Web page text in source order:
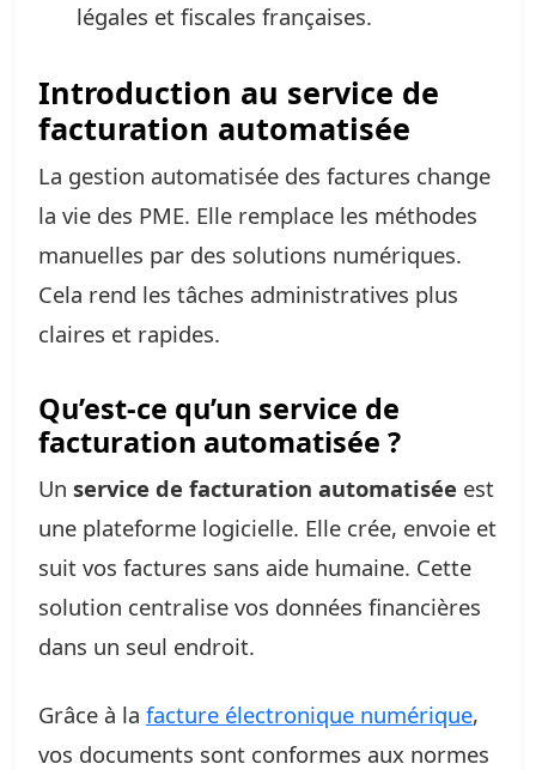
légales et fiscales françaises.
Introduction au service de
facturation automatisée
La gestion automatisée des factures change
la vie des PME. Elle remplace les méthodes
manuelles par des solutions numériques.
Cela rend les tâches administratives plus
claires et rapides.
Qu’est-ce qu’un service de
facturation automatisée ?
Un service de facturation automatisée est
une plateforme logicielle. Elle crée, envoie et
suit vos factures sans aide humaine. Cette
solution centralise vos données financières
dans un seul endroit.
Grâce à la facture électronique numérique,
vos documents sont conformes aux normes